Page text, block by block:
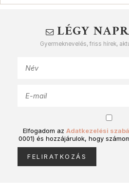
LÉGY
Gyermeknevelés, friss hírek,
Elfogadom az Adatkezelési
0001) és hozzájárulok, hogy